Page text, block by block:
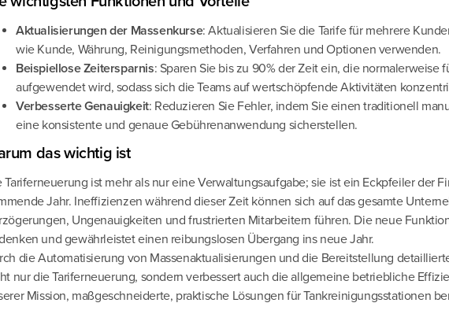
Aktualisierungen der Massenkurse: Aktualisieren Sie die Tarife für mehrere
wie Kunde, Währung, Reinigungsmethoden, Verfahren und Optionen verwenden.
Beispiellose Zeitersparnis: Sparen Sie bis zu 90% der Zeit ein, die normalerweise
aufgewendet wird, sodass sich die Teams auf wertschöpfende Aktivitäten
Verbesserte Genauigkeit: Reduzieren Sie Fehler, indem Sie einen traditionell
eine konsistente und genaue Gebührenanwendung sicherstellen.
das wichtig ist
Tariferneuerung ist mehr als nur eine Verwaltungsaufgabe; sie ist ein Eckpfeiler der
Jahr. Ineffizienzen während dieser Zeit können sich auf das gesamte
Ungenauigkeiten und frustrierten Mitarbeitern führen. Die neue
und gewährleistet einen reibungslosen Übergang ins neue Jahr.
die Automatisierung von Massenaktualisierungen und die Bereitstellung
nur die Tariferneuerung, sondern verbessert auch die allgemeine betriebliche
Mission, maßgeschneiderte, praktische Lösungen für Tankreinigungsstationen